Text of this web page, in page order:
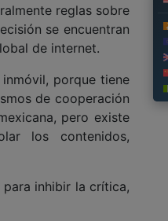
reglas sobre
se encuentran
de internet.
porque tiene
de cooperación
pero existe
los contenidos,
inhibir la crítica,